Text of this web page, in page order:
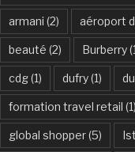
armani (2) aéroport
beauté (2) Burberry
cdg(1) dufry(1)
formation travel retail (1)
global shopper(5)